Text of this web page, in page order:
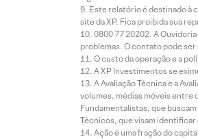
Este relatório é destinado à
site da XP. Fica proibida sua
0800 77 20202. A
problemas. O contato pode
O custo da operação e a
A XP Investimentos se
A Avaliação Técnica e a
volumes, médias móveis entre
Fundamentalistas, que
Técnicos, que visam identificar
Ação é uma fração do